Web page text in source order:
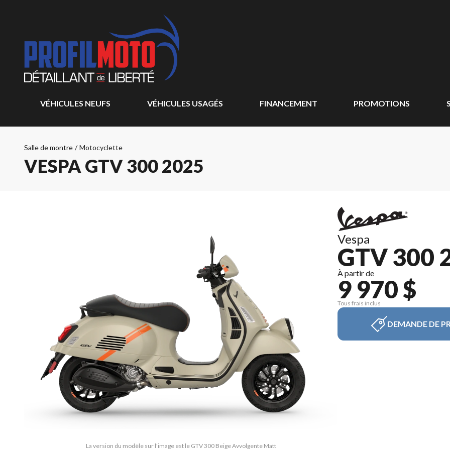
VÉHICULES NEUFS VÉHICULES USAGÉS FINANCEMENT PROMOTIONS
Salle de montre / Motocyclette
VESPA GTV 300 2025
La version du modèle sur l'image est le GTV 300 Beige Avvolgente Matt
Vespa
GTV 300
À partir de
9 970 $
Tous frais inclus
DEMANDE DE